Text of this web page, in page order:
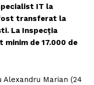
IT la
transferat la
La Inspecția
minim de 17.000 de
Alexandru Marian (24